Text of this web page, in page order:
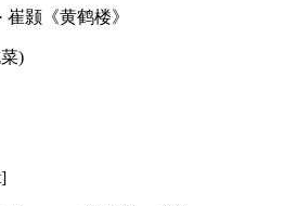
颢《黄鹤楼》
)